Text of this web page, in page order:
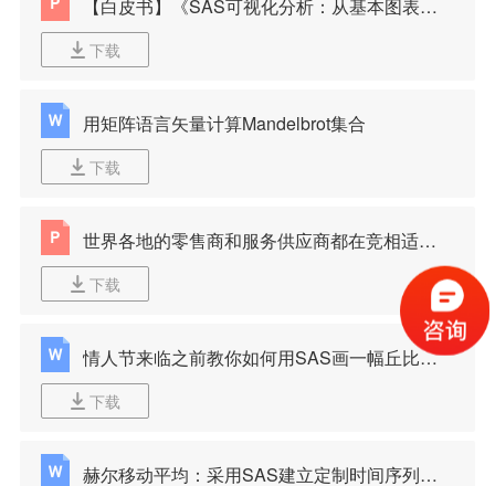
【白皮书】《SAS可视化分析：从基本图表到大数据可视化》英文版
下载
用矩阵语言矢量计算Mandelbrot集合
下载
世界各地的零售商和服务供应商都在竞相适应“移动优先”的环境和新全渠道购物群体
下载
情人节来临之前教你如何用SAS画一幅丘比特双心图
下载
赫尔移动平均：采用SAS建立定制时间序列平滑模型